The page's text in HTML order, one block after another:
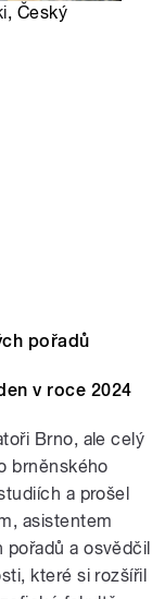
, Český
pořadů
v roce 2024
Brno, ale celý
brněnského
a prošel
asistentem
pořadů a osvědčil
které si rozšířil